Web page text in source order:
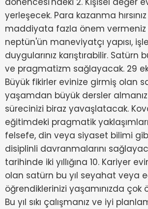
yerleşecek. Para kazanma
maddiyata fazla önem vermeniz
neptün'ün maneviyatçı yapısı,
duygularınız karıştırabilir. Satürn
ve pragmatizm sağlayacak. 29
Büyük fikirler evinize girmiş olan
yaşamdan büyük dersler
sürecinizi biraz yavaşlatacak.
eğitimdeki pragmatik
felsefe, din veya siyaset bilimi
disiplinli davranmalarını
tarihinde iki yıllığına 10. Kariyer
olan satürn bu yıl seyahat veya
öğrendiklerinizi yaşamınızda çok
Bu yıl sıkı çalışmanız ve iyi